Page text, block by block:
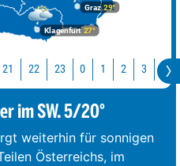
Graz29°
Klagenfurt 27°
21 22 23 0 1 2 3 4
im SW. 5/20°
weiterhin für sonnigen
Österreichs, im